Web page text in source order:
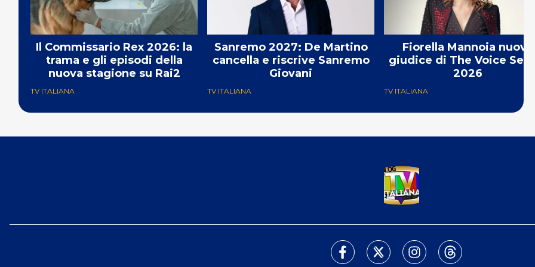
Il Commissario Rex 2026: la
trama e gli episodi della
nuova stagione su Rai2
TV ITALIANA
Sanremo 2027: De Martino
cancella e riscrive Sanremo
Giovani
TV ITALIANA
Fiorella Mannoia nuova
giudice di The Voice
2026
TV ITALIANA